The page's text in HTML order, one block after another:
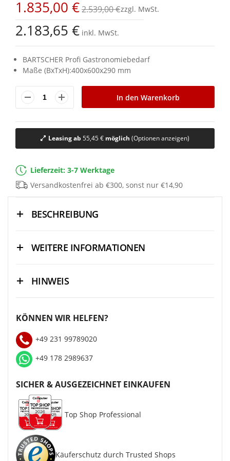
springen
1.835,00 €2.539,00 €
2.183,65 € inkl. MwSt.
BARTSCHER Profi Gastronomiebedarf
Maße (BxTxH):400x600x290 mm
In den Warenkorb
Leasing ab 55,45 € möglich (Optionen anzeigen)
Lieferzeit: 3-7 Werktage
Versandkostenfrei ab €300, sonst nur €14,90
BESCHREIBUNG
WEITERE INFORMATIONEN
HINWEIS
KÖNNEN WIR HELFEN?
+49 231 99789020
+49 178 2989637
SICHER & AUSGEZEICHNET EINKAUFEN
Top Shop Professional
Käuferschutz durch Trusted Shops